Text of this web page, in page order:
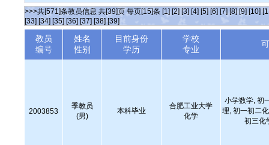
>>>共[571]条教员信息 共[39]页 每页[15]条 [1] [2] [3] [4] [5] [6] [7] [8] [9] [10]
[33] [34] [35] [36] [37] [38] [39]
教员
编号
姓名
性别
目前身份
学历
学校
专业
2003853
季教员
(男)
本科毕业
合肥工业大学
化学
小学数学, 初
理, 初一初二
初三化